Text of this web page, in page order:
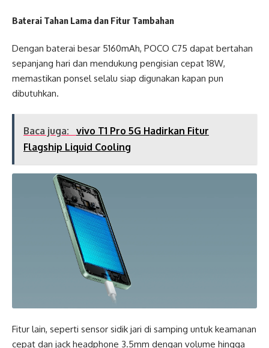
Baterai Tahan Lama dan Fitur Tambahan
Dengan baterai besar 5160mAh, POCO C75 dapat bertahan
sepanjang hari dan mendukung pengisian cepat 18W,
memastikan ponsel selalu siap digunakan kapan pun
dibutuhkan.
Baca juga:
vivo T1 Pro 5G Hadirkan Fitur
Flagship Liquid Cooling
Fitur lain, seperti sensor sidik jari di samping untuk keamanan
cepat dan jack headphone 3.5mm dengan volume hingga